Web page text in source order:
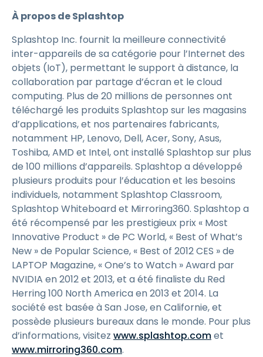
À propos de Splashtop
Splashtop Inc. fournit la meilleure connectivité
inter-appareils de sa catégorie pour l’Internet des
objets (IoT), permettant le support à distance, la
collaboration par partage d’écran et le cloud
computing. Plus de 20 millions de personnes ont
téléchargé les produits Splashtop sur les magasins
d’applications, et nos partenaires fabricants,
notamment HP, Lenovo, Dell, Acer, Sony, Asus,
Toshiba, AMD et Intel, ont installé Splashtop sur plus
de 100 millions d’appareils. Splashtop a développé
plusieurs produits pour l’éducation et les besoins
individuels, notamment Splashtop Classroom,
Splashtop Whiteboard et Mirroring360. Splashtop a
été récompensé par les prestigieux prix « Most
Innovative Product » de PC World, « Best of What’s
New » de Popular Science, « Best of 2012 CES » de
LAPTOP Magazine, « One’s to Watch » Award par
NVIDIA en 2012 et 2013, et a été finaliste du Red
Herring 100 North America en 2013 et 2014. La
société est basée à San Jose, en Californie, et
possède plusieurs bureaux dans le monde. Pour plus
d’informations, visitez www.splashtop.comet
www.mirroring360.com.